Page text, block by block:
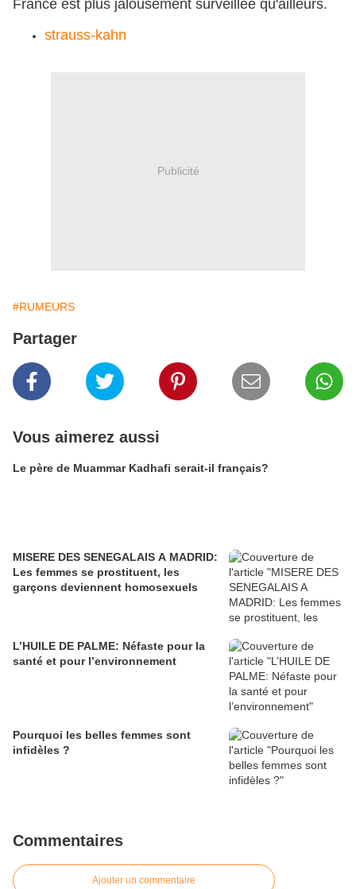
France est plus jalousement surveillée qu'ailleurs.
strauss-kahn
Publicité
#RUMEURS
Partager
Vous aimerez aussi
Le père de Muammar Kadhafi serait-il français?
MISERE DES SENEGALAIS A MADRID:
Les femmes se prostituent, les
garçons deviennent homosexuels
L’HUILE DE PALME: Néfaste pour la
santé et pour l’environnement
Pourquoi les belles femmes sont
infidèles ?
Commentaires
Ajouter un commentaire